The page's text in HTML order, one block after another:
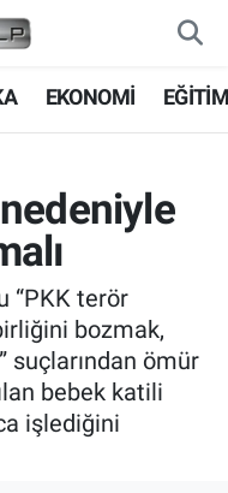
EKONOMİ
nedeniyle
“PKK terör
bozmak,
suçlarından ömür
bebek katili
işlediğini